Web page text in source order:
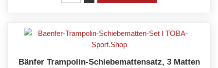
Bänfer Trampolin-Schiebemattensatz, 3 Matten